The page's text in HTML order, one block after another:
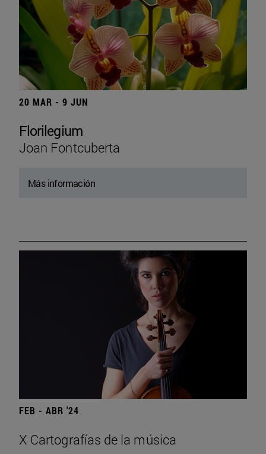
20 MAR - 9 JUN
Florilegium
Joan Fontcuberta
Más información
FEB - ABR '24
X Cartografías de la música